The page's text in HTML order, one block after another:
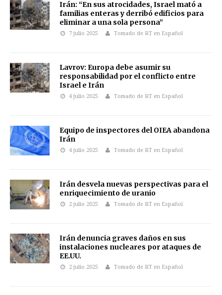
Irán: “En sus atrocidades, Israel mató a
familias enteras y derribó edificios para
eliminar a una sola persona”
7 julio 2025 Tomado de RT en Español
Lavrov: Europa debe asumir su
responsabilidad por el conflicto entre
Israel e Irán
4 julio 2025 Tomado de RT en Español
Equipo de inspectores del OIEA abandona
Irán
4 julio 2025 Tomado de RT en Español
Irán desvela nuevas perspectivas para el
enriquecimiento de uranio
2 julio 2025 Tomado de RT en Español
Irán denuncia graves daños en sus
instalaciones nucleares por ataques de
EE.UU.
2 julio 2025 Tomado de RT en Español